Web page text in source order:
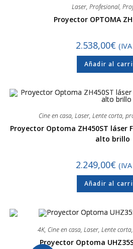
Laser, Profesional,
Proyector OPTOMA
2.538,00€
Añadir al
Cine en casa, Laser, Lente corta,
Proyector Optoma ZH450ST láser
alto brillo
2.249,00€
Añadir al
4K, Cine en casa, Laser, Lente corta,
Proyector Optoma